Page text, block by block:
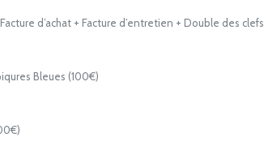
d’achat + Facture d’entretien + Double des clefs.
Bleues (100€)